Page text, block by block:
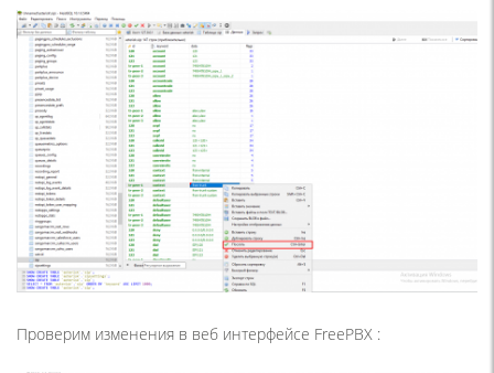
Проверим изменения в веб интерфейсе FreePBX :